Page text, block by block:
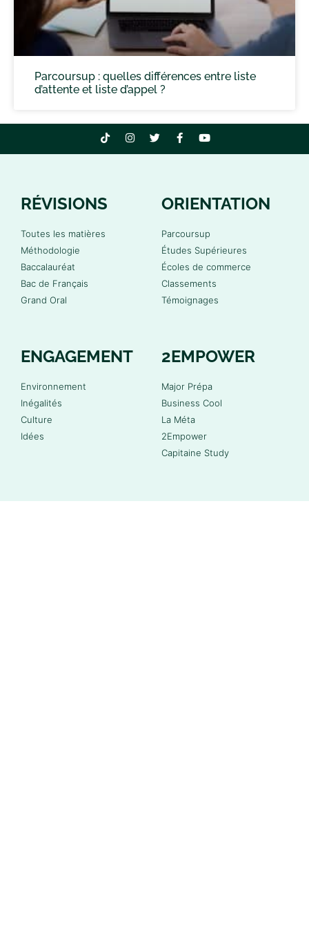
Parcoursup : quelles différences entre liste
d’attente et liste d’appel ?
RÉVISIONS
Toutes les matières
Méthodologie
Baccalauréat
Bac de Français
Grand Oral
ORIENTATION
Parcoursup
Études Supérieures
Écoles de commerce
Classements
Témoignages
ENGAGEMENT
Environnement
Inégalités
Culture
Idées
2EMPOWER
Major Prépa
Business Cool
La Méta
2Empower
Capitaine Study